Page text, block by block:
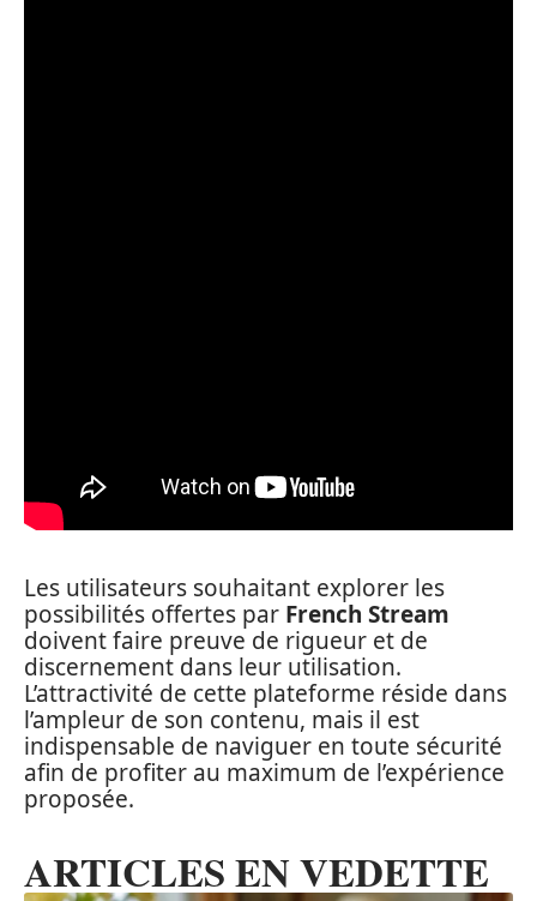
Les utilisateurs souhaitant explorer les
possibilités offertes par French Stream
doivent faire preuve de rigueur et de
discernement dans leur utilisation.
L’attractivité de cette plateforme réside dans
l’ampleur de son contenu, mais il est
indispensable de naviguer en toute sécurité
afin de profiter au maximum de l’expérience
proposée.
ARTICLES EN VEDETTE